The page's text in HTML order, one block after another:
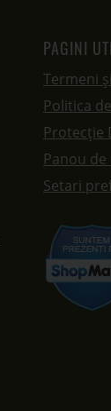
PAGINI
Termeni
Politica
Protecție
Panou
Setari